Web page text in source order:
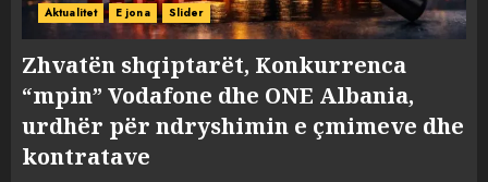
Aktualitet E jona Slider
Zhvatën shqiptarët, Konkurrenca
“mpin” Vodafone dhe ONE Albania,
urdhër për ndryshimin e çmimeve dhe
kontratave